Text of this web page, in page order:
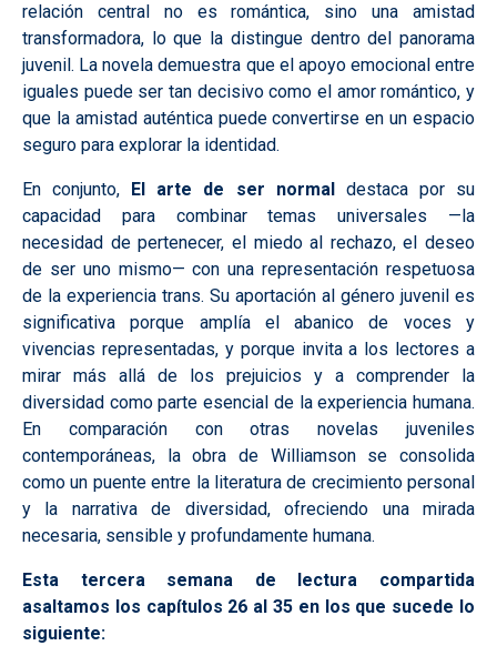
relación central no es romántica, sino una amistad
transformadora, lo que la distingue dentro del panorama
juvenil. La novela demuestra que el apoyo emocional entre
iguales puede ser tan decisivo como el amor romántico, y
que la amistad auténtica puede convertirse en un espacio
seguro para explorar la identidad.
En conjunto, El arte de ser normal
destaca por su
capacidad para combinar temas universales —la
necesidad de pertenecer, el miedo al rechazo, el deseo
de ser uno mismo— con una representación respetuosa
de la experiencia trans. Su aportación al género juvenil es
significativa porque amplía el abanico de voces y
vivencias representadas, y porque invita a los lectores a
mirar más allá de los prejuicios y a comprender la
diversidad como parte esencial de la experiencia humana.
En comparación con otras novelas juveniles
contemporáneas, la obra de Williamson se consolida
como un puente entre la literatura de crecimiento personal
y la narrativa de diversidad, ofreciendo una mirada
necesaria, sensible y profundamente humana.
Esta tercera semana de lectura compartida
asaltamos los capítulos 26 al 35 en los que sucede lo
siguiente: